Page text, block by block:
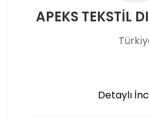
APEKS TEKSTİL
Detaylı